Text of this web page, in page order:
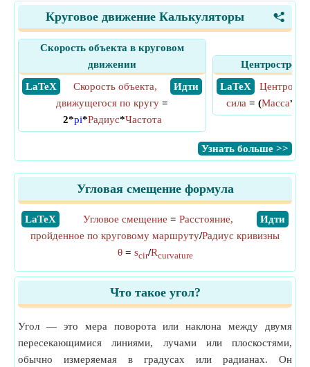
<
Круговое движение Калькуляторы
Скорость объекта в круговом
движении
​ LaTeX
​ Идти
Скорость объекта,
движущегося по кругу =
2*pi*Радиус*Частота
​ LaTeX
сила = (Масса*
​Узнать больше >>
Угловая смещение формула
​LaTeX ​Идти
Угловое смещение = Расстояние,
пройденное по круговому маршруту/Радиус кривизны
θ= scir/Rcurvature
Что такое угол?
Угол — это мера поворота или наклона между двумя
пересекающимися линиями, лучами или плоскостями,
обычно измеряемая в градусах или радианах. Он